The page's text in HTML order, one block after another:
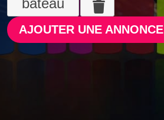
bateau
AJOUTER UNE ANNONCE